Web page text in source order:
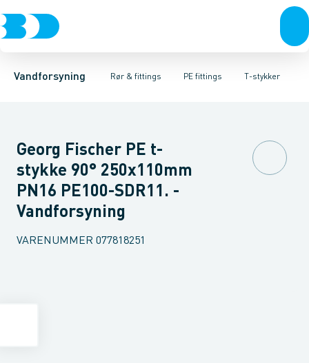
Vandforsyning Rør & fittings
Rør & fittingsKoblinger & anboringerMuffer, klemmer &
PE fittings
PE rørPE EL fittingsPE fittings Duktiljern fittingsT-stykker
Vinkler 90gr.Vinkler 60gr.Vinkler 45gr.Vinkler 30gr.Vinkler
Georg Fischer PE t-
stykke 90° 250x110mm
PN16 PE100-SDR11. -
Vandforsyning
VARENUMMER 077818251